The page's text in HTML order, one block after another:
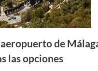
de
las opciones